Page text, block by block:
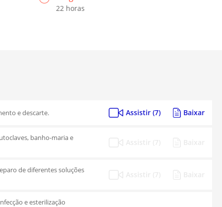
22 horas
e descarte. Assistir (7) Baixar
banho-maria e
de diferentes soluções
e esterilização